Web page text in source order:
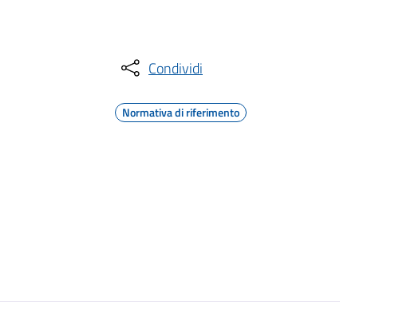
Condividi
Normativa di riferimento